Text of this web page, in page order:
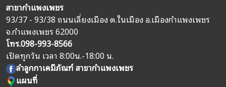
สาขากำแพงเพชร
93/37 - 93/38 ถนนเลี่ยงเมือง ต.ในเมือง อ.เมืองกำแพงเพชร
จ.กำแพงเพชร 62000
โทร.098-993-8566
เปิดทุกวัน เวลา 8:00น.-18:00 น.
ลำลูกกาเคมีภัณฑ์ สาขากำแพงเพชร
แผนที่